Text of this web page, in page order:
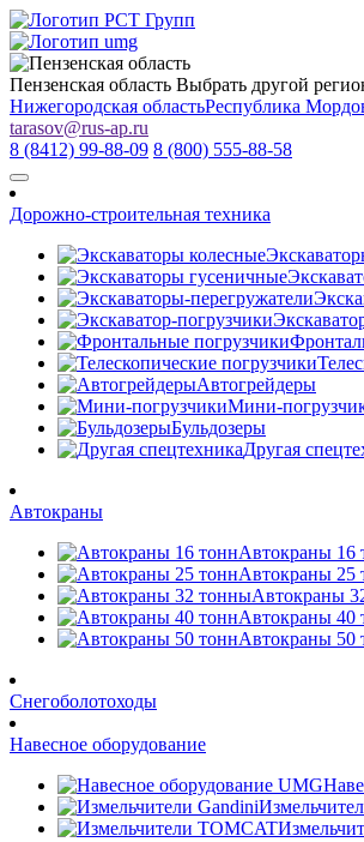
Пензенская область Выбрать другой
Нижегородская областьРеспублика
tarasov@rus-ap.ru
8 (8412) 99-88-09 8 (800) 555-88-58
Дорожно-строительная техника
Автогрейдеры
Мини-
Бульдозеры
Другая
Автокраны
Автокраны 16
Автокраны 25
Автокраны
Автокраны 40
Автокраны 50
Снегоболотоходы
Навесное оборудование